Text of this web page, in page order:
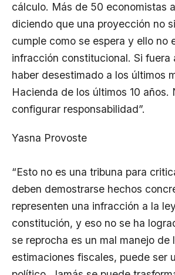
cálculo. Más de 50 economistas
diciendo que una proyección no
cumple como se espera y ello no
infracción constitucional. Si fuera
haber desestimado a los últimos
Hacienda de los últimos 10 años.
configurar responsabilidad”.
Yasna Provoste
“Esto no es una tribuna para
deben demostrarse hechos
representen una infracción a la
constitución, y eso no se ha
se reprocha es un mal manejo de
estimaciones fiscales, puede ser